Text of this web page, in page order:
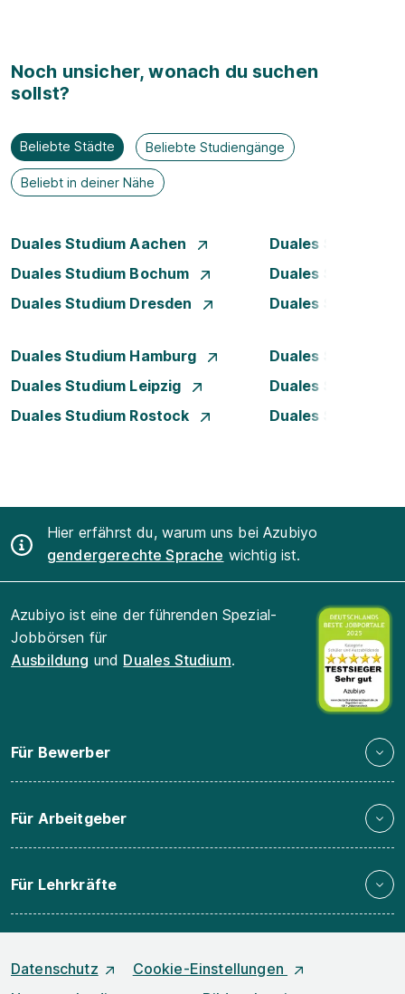
Noch unsicher, wonach du suchen
sollst?
Beliebte Städte Beliebte Studiengänge
Beliebt in deiner Nähe
Duales Studium Aachen
Duales Studium
Duales Studium Bochum
Duales Studium
Duales Studium Dresden
Duales Studium
Duales Studium Hamburg
Duales Studium
Duales Studium Leipzig
Duales Studium
Duales Studium Rostock
Duales Studium
Hier erfährst du, warum uns bei Azubiyo
gendergerechte Sprache wichtig ist.
Azubiyo ist eine der führenden Spezial-
Jobbörsen für
Ausbildung und Duales Studium.
Für Bewerber
Für Arbeitgeber
Für Lehrkräfte
Datenschutz
Cookie-Einstellungen